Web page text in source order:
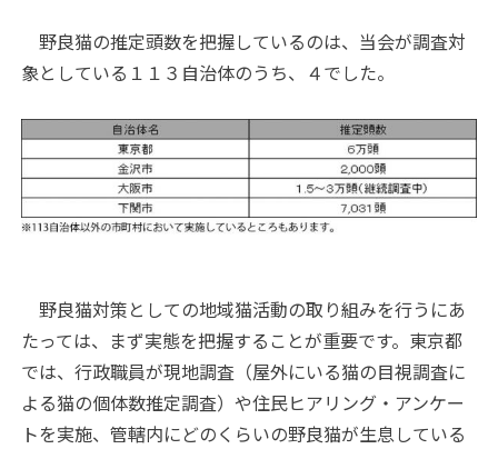
野良猫の推定頭数を把握しているのは、当会が調査対
象としている１１３自治体のうち、４でした。
野良猫対策としての地域猫活動の取り組みを行うにあ
たっては、まず実態を把握することが重要です。東京都
では、行政職員が現地調査（屋外にいる猫の目視調査に
よる猫の個体数推定調査）や住民ヒアリング・アンケー
トを実施、管轄内にどのくらいの野良猫が生息している